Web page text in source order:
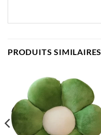
PRODUITS SIMILAIRES